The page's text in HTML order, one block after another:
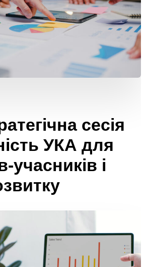
сесія
УКА для
учасників і